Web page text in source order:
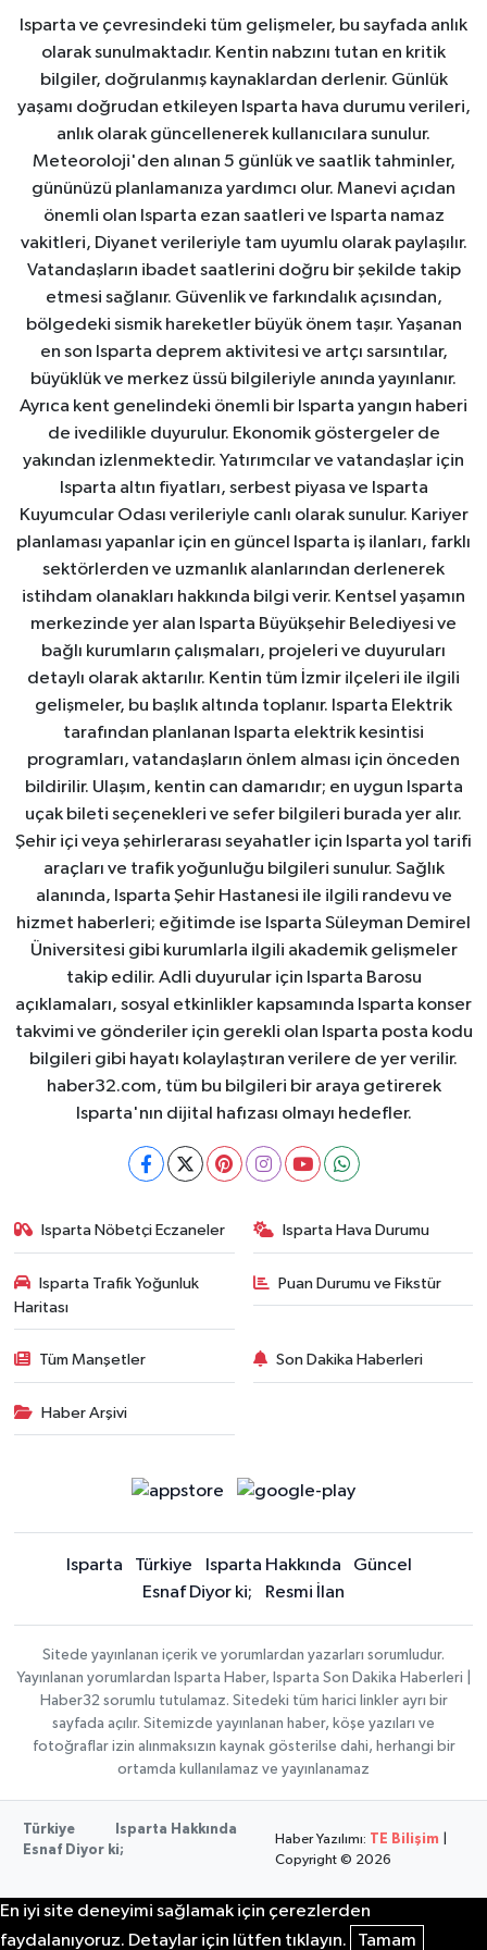
Isparta ve çevresindeki tüm gelişmeler, bu sayfada anlık
olarak sunulmaktadır. Kentin nabzını tutan en kritik
bilgiler, doğrulanmış kaynaklardan derlenir. Günlük
yaşamı doğrudan etkileyen Isparta hava durumu verileri,
anlık olarak güncellenerek kullanıcılara sunulur.
Meteoroloji'den alınan 5 günlük ve saatlik tahminler,
gününüzü planlamanıza yardımcı olur. Manevi açıdan
önemli olan Isparta ezan saatleri ve Isparta namaz
vakitleri, Diyanet verileriyle tam uyumlu olarak paylaşılır.
Vatandaşların ibadet saatlerini doğru bir şekilde takip
etmesi sağlanır. Güvenlik ve farkındalık açısından,
bölgedeki sismik hareketler büyük önem taşır. Yaşanan
en son Isparta deprem aktivitesi ve artçı sarsıntılar,
büyüklük ve merkez üssü bilgileriyle anında yayınlanır.
Ayrıca kent genelindeki önemli bir Isparta yangın haberi
de ivedilikle duyurulur. Ekonomik göstergeler de
yakından izlenmektedir. Yatırımcılar ve vatandaşlar için
Isparta altın fiyatları, serbest piyasa ve Isparta
Kuyumcular Odası verileriyle canlı olarak sunulur. Kariyer
planlaması yapanlar için en güncel Isparta iş ilanları, farklı
sektörlerden ve uzmanlık alanlarından derlenerek
istihdam olanakları hakkında bilgi verir. Kentsel yaşamın
merkezinde yer alan Isparta Büyükşehir Belediyesi ve
bağlı kurumların çalışmaları, projeleri ve duyuruları
detaylı olarak aktarılır. Kentin tüm İzmir ilçeleri ile ilgili
gelişmeler, bu başlık altında toplanır. Isparta Elektrik
tarafından planlanan Isparta elektrik kesintisi
programları, vatandaşların önlem alması için önceden
bildirilir. Ulaşım, kentin can damarıdır; en uygun Isparta
uçak bileti seçenekleri ve sefer bilgileri burada yer alır.
Şehir içi veya şehirlerarası seyahatler için Isparta yol tarifi
araçları ve trafik yoğunluğu bilgileri sunulur. Sağlık
alanında, Isparta Şehir Hastanesi ile ilgili randevu ve
hizmet haberleri; eğitimde ise Isparta Süleyman Demirel
Üniversitesi gibi kurumlarla ilgili akademik gelişmeler
takip edilir. Adli duyurular için Isparta Barosu
açıklamaları, sosyal etkinlikler kapsamında Isparta konser
takvimi ve gönderiler için gerekli olan Isparta posta kodu
bilgileri gibi hayatı kolaylaştıran verilere de yer verilir.
haber32.com, tüm bu bilgileri bir araya getirerek
Isparta'nın dijital hafızası olmayı hedefler.
Isparta Nöbetçi Eczaneler Isparta Hava Durumu
Isparta Trafik Yoğunluk
Haritası
Puan Durumu ve Fikstür
Tüm Manşetler Son Dakika Haberleri
Haber Arşivi
Isparta Türkiye Isparta Hakkında
Güncel
Esnaf Diyor ki;
Resmi İlan
Sitede yayınlanan içerik ve yorumlardan yazarları sorumludur.
Yayınlanan yorumlardan Isparta Haber, Isparta Son Dakika Haberleri |
Haber32 sorumlu tutulamaz. Sitedeki tüm harici linkler ayrı bir
sayfada açılır. Sitemizde yayınlanan haber, köşe yazıları ve
fotoğraflar izin alınmaksızın kaynak gösterilse dahi, herhangi bir
ortamda kullanılamaz ve yayınlanamaz
Türkiye
Isparta Hakkında
Esnaf Diyor ki;
Haber Yazılımı: TE Bilişim
Copyright © 2026
En iyi site deneyimi sağlamak için çerezlerden
faydalanıyoruz. Detaylar için lütfen tıklayın.
Tamam